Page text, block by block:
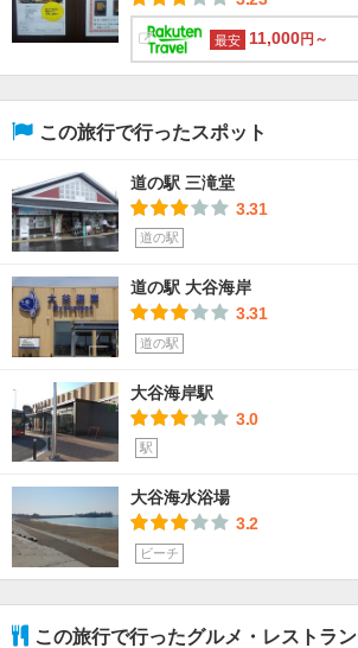
最安 11,000円～
この旅行で行ったスポット
道の駅 三滝堂
3.31
道の駅
道の駅 大谷海岸
3.31
道の駅
大谷海岸駅
3.0
駅
大谷海水浴場
3.2
ビーチ
この旅行で行ったグルメ・レストラン